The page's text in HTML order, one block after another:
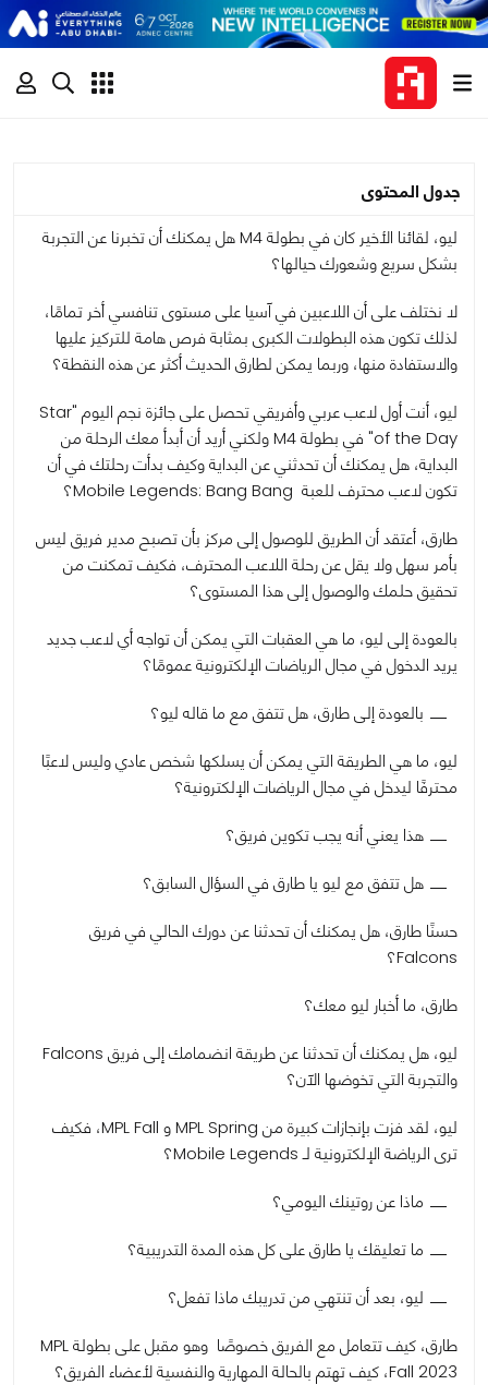
جدول المحتوى
ليو، لقائنا الأخير كان في بطولة M4 هل يمكنك أن تخبرنا عن التجربة
بشكل سريع وشعورك حيالها؟
لا نختلف على أن اللاعبين في آسيا على مستوى تنافسي أخر تمامًا،
لذلك تكون هذه البطولات الكبرى بمثابة فرص هامة للتركيز عليها
والاستفادة منها، وربما يمكن لطارق الحديث أكثر عن هذه النقطة؟
ليو، أنت أول لاعب عربي وأفريقي تحصل على جائزة نجم اليوم "Star
of the Day" في بطولة M4 ولكني أريد أن أبدأ معك الرحلة من
البداية، هل يمكنك أن تحدثني عن البداية وكيف بدأت رحلتك في أن
تكون لاعب محترف للعبة Mobile Legends: Bang Bang؟
طارق، أعتقد أن الطريق للوصول إلى مركز بأن تصبح مدير فريق ليس
بأمر سهل ولا يقل عن رحلة اللاعب المحترف، فكيف تمكنت من
تحقيق حلمك والوصول إلى هذا المستوى؟
بالعودة إلى ليو، ما هي العقبات التي يمكن أن تواجه أي لاعب جديد
يريد الدخول في مجال الرياضات الإلكترونية عمومًا؟
بالعودة إلى طارق، هل تتفق مع ما قاله ليو؟
ليو، ما هي الطريقة التي يمكن أن يسلكها شخص عادي وليس لاعبًا
محترفًا ليدخل في مجال الرياضات الإلكترونية؟
هذا يعني أنه يجب تكوين فريق؟
هل تتفق مع ليو يا طارق في السؤال السابق؟
حسنًا طارق، هل يمكنك أن تحدثنا عن دورك الحالي في فريق
Falcons؟
طارق، ما أخبار ليو معك؟
ليو، هل يمكنك أن تحدثنا عن طريقة انضمامك إلى فريق Falcons
والتجربة التي تخوضها الآن؟
ليو، لقد فزت بإنجازات كبيرة من MPL Spring و MPL Fall، فكيف
ترى الرياضة الإلكترونية لـ Mobile Legends؟
ماذا عن روتينك اليومي؟
ما تعليقك يا طارق على كل هذه المدة التدريبية؟
ليو، بعد أن تنتهي من تدريبك ماذا تفعل؟
طارق، كيف تتعامل مع الفريق خصوصًا وهو مقبل على بطولة MPL
Fall 2023، كيف تهتم بالحالة المهارية والنفسية لأعضاء الفريق؟